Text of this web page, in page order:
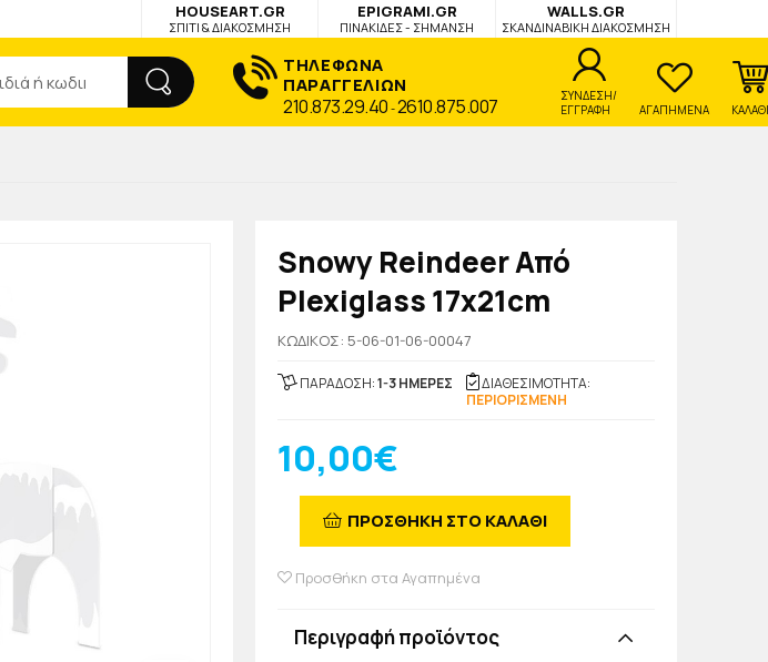
HOUSEART.GR
ΣΠΙΤΙ & ΔΙΑΚΟΣΜΗΣΗ
EPIGRAMI.GR
ΠΙΝΑΚΙΔΕΣ - ΣΗΜΑΝΣΗ
WALLS.GR
ΣΚΑΝΔΙΝΑΒΙΚΗ ΔΙΑΚΟΣΜΗΣΗ
ΤΗΛΕΦΩΝΑ
ΠΑΡΑΓΓΕΛΙΩΝ
210.873.29.40 -2610.875.007
ΣΥΝΔΕΣΗ/
ΕΓΓΡΑΦΗ
ΑΓΑΠΗΜΕΝΑ
Snowy Reindeer Από
Plexiglass 17x21cm
KΩΔΙΚΟΣ: 5-06-01-06-00047
ΠΑΡΑΔΟΣΗ:1-3 ΗΜΕΡΕΣ
ΔΙΑΘΕΣΙΜΟΤΗΤΑ:
ΠΕΡΙΟΡΙΣΜΕΝΗ
10,00€
ΠΡΟΣΘΗΚΗ ΣΤΟ ΚΑΛΑΘΙ
Προσθήκη στα Αγαπημένα
Περιγραφή προϊόντος